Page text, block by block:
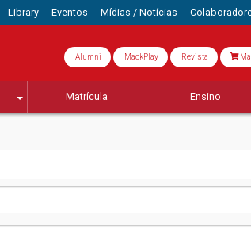
Library Eventos Mídias / Notícias
Alumni MackPlay Revista
Matrícula Ensino